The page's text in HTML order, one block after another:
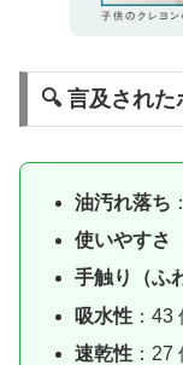
🔍 言及され
油汚れ落ち
使いやすさ
手触り（ふ
吸水性 ：43
速乾性 ：27